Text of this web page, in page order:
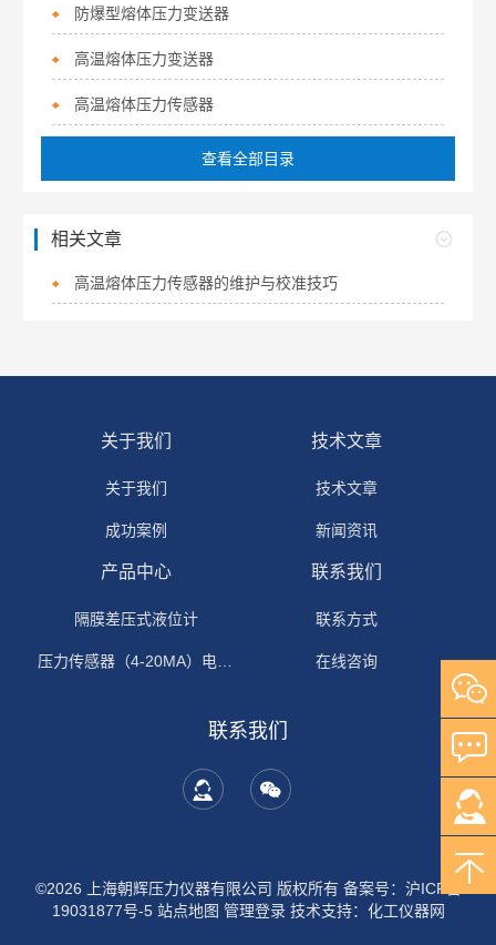
防爆型熔体压力变送器
高温熔体压力变送器
高温熔体压力传感器
查看全部目录
相关文章
高温熔体压力传感器的维护与校准技巧
关于我们
关于我们
成功案例
技术文章
技术文章
新闻资讯
产品中心
隔膜差压式液位计
压力传感器（4-20MA）电流输出
联系我们
联系方式
在线咨询
联系我们
©2026 上海朝辉压力仪器有限公司 版权所有 备案号：沪ICP备
19031877号-5 站点地图 管理登录技术支持： 化工仪器网